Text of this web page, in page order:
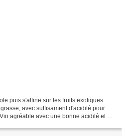
puis s'affine sur les fruits exotiques
avec suffisament d'acidité pour
agréable avec une bonne acidité et un